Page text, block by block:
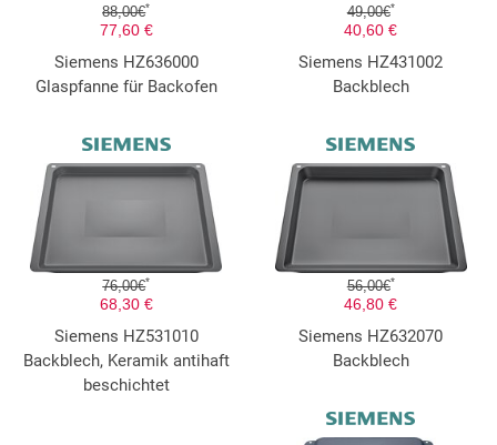
88,00€*
77,60 €
Siemens HZ636000
Glaspfanne für Backofen
49,00€*
40,60 €
Siemens HZ431002
Backblech
76,00€*
68,30 €
Siemens HZ531010
Backblech, Keramik antihaft
beschichtet
56,00€*
46,80 €
Siemens HZ632070
Backblech